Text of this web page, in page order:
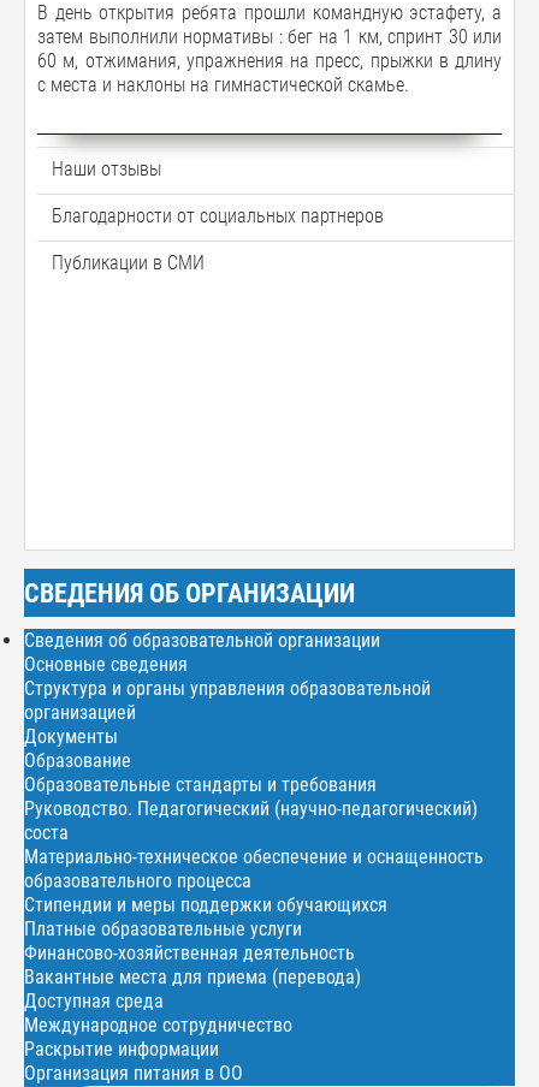
В день открытия ребята прошли командную эстафету, а
затем выполнили нормативы : бег на 1 км, спринт 30 или
60 м, отжимания, упражнения на пресс, прыжки в длину
с места и наклоны на гимнастической скамье.
Наши отзывы
Благодарности от социальных партнеров
Публикации в СМИ
СВЕДЕНИЯ ОБ ОРГАНИЗАЦИИ
Сведения об образовательной организации
Основные сведения
Структура и органы управления образовательной
организацией
Документы
Образование
Образовательные стандарты и требования
Руководство. Педагогический (научно-педагогический)
соста
Материально-техническое обеспечение и оснащенность
образовательного процесса
Стипендии и меры поддержки обучающихся
Платные образовательные услуги
Финансово-хозяйственная деятельность
Вакантные места для приема (перевода)
Доступная среда
Международное сотрудничество
Раскрытие информации
Организация питания в ОО